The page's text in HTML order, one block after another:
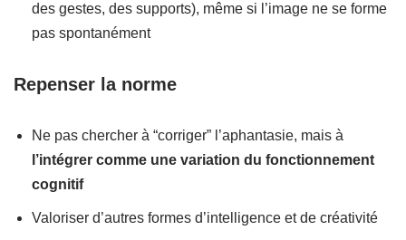
des gestes, des supports), même si l’image ne se forme
pas spontanément
Repenser la norme
Ne pas chercher à “corriger” l’aphantasie, mais à
l’intégrer comme une variation du fonctionnement
cognitif
Valoriser d’autres formes d’intelligence et de créativité